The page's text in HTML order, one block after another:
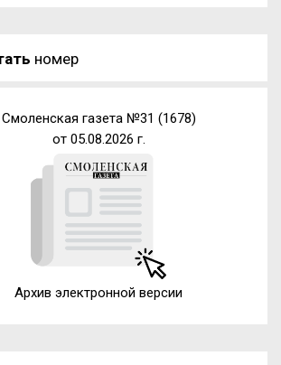
номер
Смоленская газета №31 (1678)
от 05.08.2026 г.
Архив электронной версии